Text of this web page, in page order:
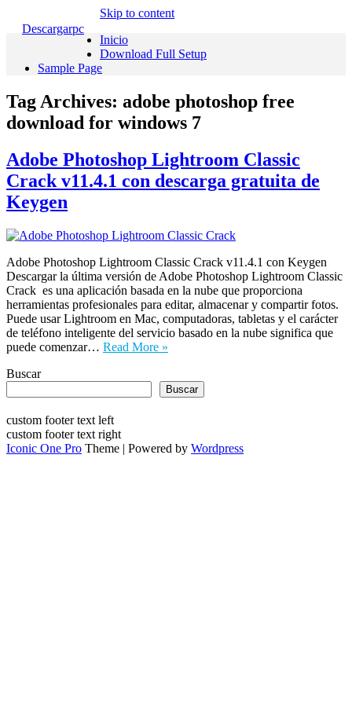
Descargarpc
Skip to content
Inicio
Download Full Setup
Sample Page
Tag Archives: adobe photoshop free
download for windows 7
Adobe Photoshop Lightroom Classic
Crack v11.4.1 con descarga gratuita de
Keygen
Adobe Photoshop Lightroom Classic Crack v11.4.1 con Keygen
Descargar la última versión de Adobe Photoshop Lightroom Classic
Crack es una aplicación basada en la nube que proporciona
herramientas profesionales para editar, almacenar y compartir fotos.
Puede usar Lightroom en Mac, computadoras, tabletas y el carácter
de teléfono inteligente del servicio basado en la nube significa que
puede comenzar… Read More »
Buscar
Buscar
custom footer text left
custom footer text right
Iconic One Pro Theme | Powered by Wordpress